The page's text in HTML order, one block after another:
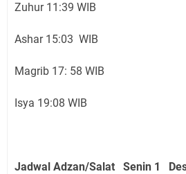
Zuhur 11:39 WIB
Ashar 15:03 WIB
Magrib 17: 58 WIB
Isya 19:08 WIB
Jadwal Adzan/Salat Senin 1